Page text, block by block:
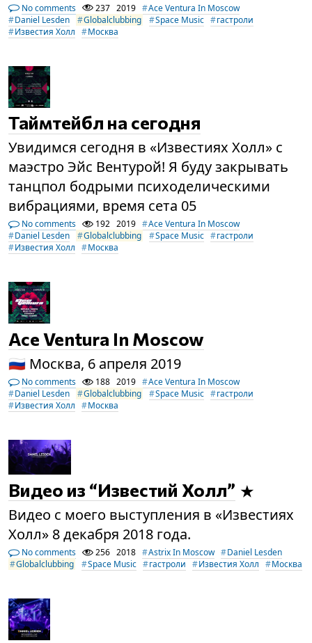
No comments 237 2019
Ace Ventura In Moscow
Daniel Lesden
Globalclubbing Space Music
гастроли
Известия Холл
Москва
Таймтейбл на сегодня
Увидимся сегодня в «Известиях Холл» с
маэстро Эйс Вентурой! Я буду закрывать
танцпол бодрыми психоделическими
вибрациями, время сета 05
No comments 192 2019
Ace Ventura In Moscow
Daniel Lesden
Globalclubbing Space Music
гастроли
Известия Холл
Москва
Ace Ventura In Moscow
🇷🇺 Москва, 6 апреля 2019
No comments 188 2019
Ace Ventura In Moscow
Daniel Lesden
Globalclubbing Space Music
гастроли
Известия Холл
Москва
Видео из “Известий Холл”
Видео с моего выступления в «Известиях
Холл» 8 декабря 2018 года.
No comments 256 2018 Astrix In Moscow
Daniel Lesden
Globalclubbing
Space Music гастроли Известия Холл Москва